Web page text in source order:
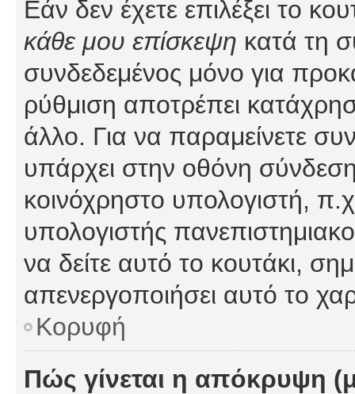
Εάν δεν έχετε επιλέξει το
κάθε μου επίσκεψη κατά τη
συνδεδεμένος μόνο για
ρύθμιση αποτρέπει
άλλο. Για να παραμείνετε
υπάρχει στην οθόνη
κοινόχρηστο υπολογιστή,
υπολογιστής
να δείτε αυτό το κουτάκι,
απενεργοποιήσει αυτό το
Κορυφή
Πώς γίνεται η απόκρυψη